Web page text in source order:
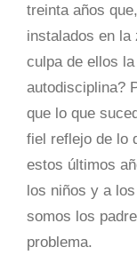
treinta años
instalados en la
culpa de ellos
autodisciplina?
que lo que
fiel reflejo de lo
estos últimos
los niños y a
somos los
problema.